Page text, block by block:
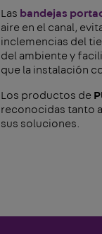
Las bandejas
aire en el canal,
inclemencias del
del ambiente y
que la instalación
Los productos de
reconocidas tanto
sus soluciones.